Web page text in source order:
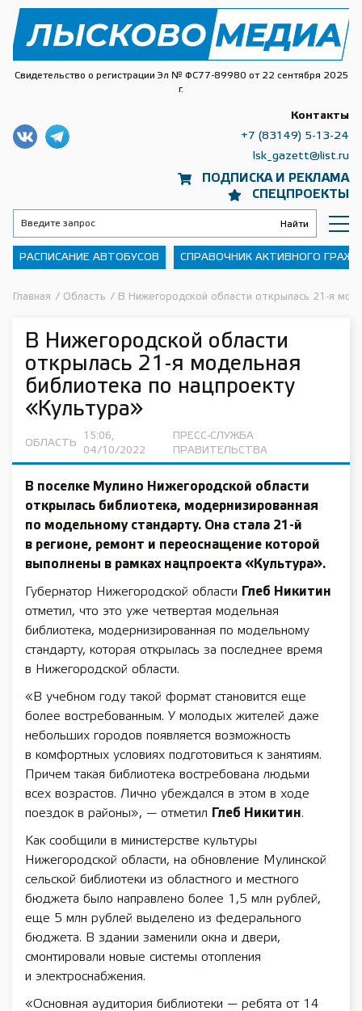
Свидетельство о регистрации Эл № ФС77-89980 от 22 сентября 2025
г.
ПОДПИСКА И РЕКЛАМА
СПЕЦПРОЕКТЫ
Контакты
+7 (83149) 5-13-24
lsk_gazett@list.ru
РАСПИСАНИЕ АВТОБУСОВ СПРАВОЧНИК АКТИВНОГО
Главная / Область / В Нижегородской области открылась 21-я
В Нижегородской области
открылась 21-я модельная
библиотека по нацпроекту
«Культура»
ОБЛАСТЬ
15:06,
04/10/2022
ПРЕСС-СЛУЖБА
ПРАВИТЕЛЬСТВА
В поселке Мулино Нижегородской области
открылась библиотека, модернизированная
по модельному стандарту. Она стала 21-й
в регионе, ремонт и переоснащение которой
выполнены в рамках нацпроекта «Культура».
Губернатор Нижегородской области
Глеб Никитин
отметил, что это уже четвертая модельная
библиотека, модернизированная по модельному
стандарту, которая открылась за последнее время
в Нижегородской области.
«В учебном году такой формат становится еще
более востребованным. У молодых жителей даже
небольших городов появляется возможность
в комфортных условиях подготовиться к занятиям.
Причем такая библиотека востребована людьми
всех возрастов. Лично убеждался в этом в ходе
поездок в районы», — отметил
Глеб Никитин.
Как сообщили в министерстве культуры
Нижегородской области, на обновление Мулинской
сельской библиотеки из областного и местного
бюджета было направлено более 1,5 млн рублей,
еще 5 млн рублей выделено из федерального
бюджета. В здании заменили окна и двери,
смонтировали новые системы отопления
и электроснабжения.
«Основная аудитория библиотеки — ребята от 14